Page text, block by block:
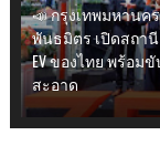
📣 กรุงเทพมหานคร
พันธมิตร เปิดสถานี
EV ของไทย พร้อ
สะอาด